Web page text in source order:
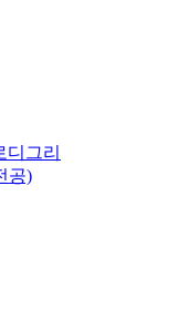
그리
공)